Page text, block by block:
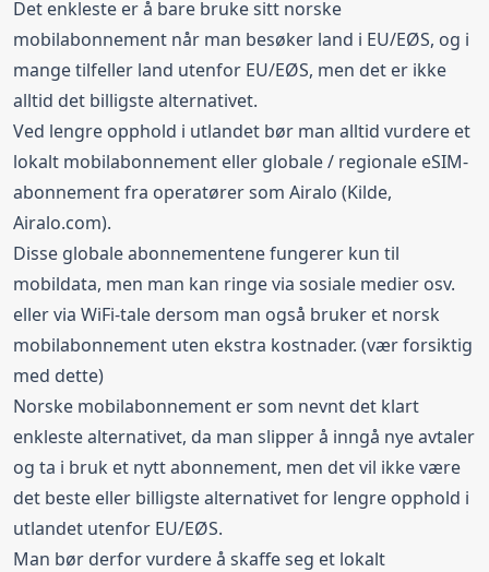
Det enkleste er å bare bruke sitt norske
mobilabonnement når man besøker land i EU/EØS, og i
mange tilfeller land utenfor EU/EØS, men det er ikke
alltid det billigste alternativet.
Ved lengre opphold i utlandet bør man alltid vurdere et
lokalt mobilabonnement eller globale / regionale eSIM-
abonnement fra operatører som Airalo (Kilde,
Airalo.com).
Disse globale abonnementene fungerer kun til
mobildata, men man kan ringe via sosiale medier osv.
eller via WiFi-tale dersom man også bruker et norsk
mobilabonnement uten ekstra kostnader. (vær forsiktig
med dette)
Norske mobilabonnement er som nevnt det klart
enkleste alternativet, da man slipper å inngå nye avtaler
og ta i bruk et nytt abonnement, men det vil ikke være
det beste eller billigste alternativet for lengre opphold i
utlandet utenfor EU/EØS.
Man bør derfor vurdere å skaffe seg et lokalt